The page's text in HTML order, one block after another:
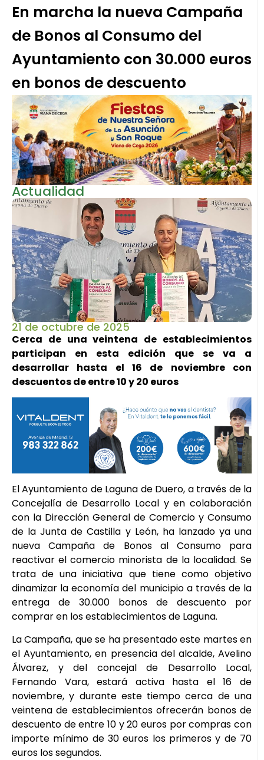
En marcha la nueva Campaña
de Bonos al Consumo del
Ayuntamiento con 30.000 euros
en bonos de descuento
Actualidad
21 de octubre de 2025
Cerca de una veintena de establecimientos
participan en esta edición que se va a
desarrollar hasta el 16 de noviembre con
descuentos de entre 10 y 20 euros
El Ayuntamiento de Laguna de Duero, a través de la
Concejalía de Desarrollo Local y en colaboración
con la Dirección General de Comercio y Consumo
de la Junta de Castilla y León, ha lanzado ya una
nueva Campaña de Bonos al Consumo para
reactivar el comercio minorista de la localidad. Se
trata de una iniciativa que tiene como objetivo
dinamizar la economía del municipio a través de la
entrega de 30.000 bonos de descuento por
comprar en los establecimientos de Laguna.
La Campaña, que se ha presentado este martes en
el Ayuntamiento, en presencia del alcalde, Avelino
Álvarez, y del concejal de Desarrollo Local,
Fernando Vara, estará activa hasta el 16 de
noviembre, y durante este tiempo cerca de una
veintena de establecimientos ofrecerán bonos de
descuento de entre 10 y 20 euros por compras con
importe mínimo de 30 euros los primeros y de 70
euros los segundos.